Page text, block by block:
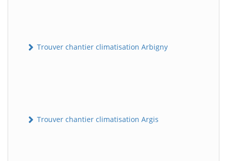
Trouver chantier climatisation Arbigny
Trouver chantier climatisation Argis